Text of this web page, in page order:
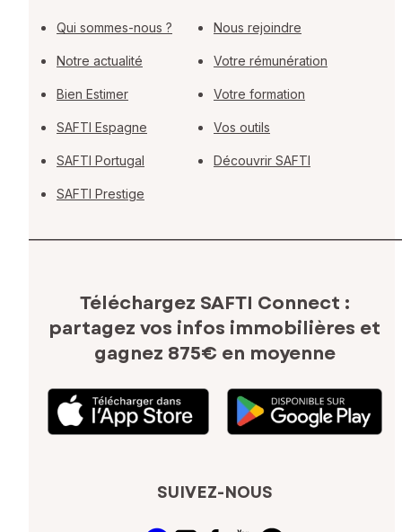
Qui sommes-nous ?
Notre actualité
Bien Estimer
SAFTI Espagne
SAFTI Portugal
SAFTI Prestige
Nous rejoindre
Votre rémunération
Votre formation
Vos outils
Découvrir SAFTI
Téléchargez SAFTI Connect :
partagez vos infos immobilières et
gagnez 875€ en moyenne
SUIVEZ-NOUS